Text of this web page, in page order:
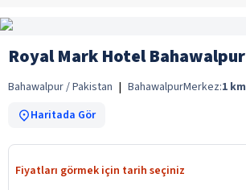
Royal Mark Hotel Bahawalpur
Bahawalpur / Pakistan | BahawalpurMerkez:1 km
Haritada Gör
Fiyatları görmek için tarih seçiniz